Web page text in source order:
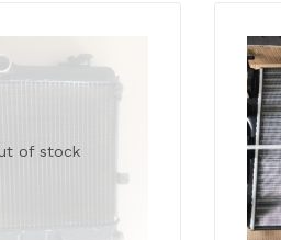
of stock